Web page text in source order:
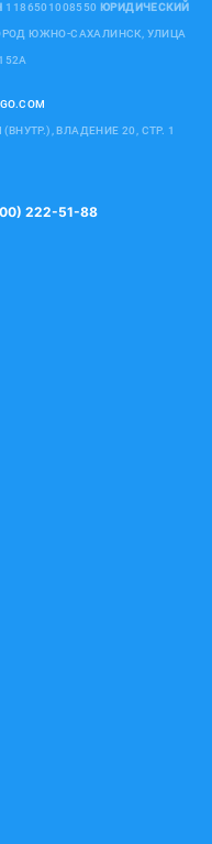
1186501008550 ЮРИДИЧЕСКИЙ
ЮЖНО-САХАЛИНСК, УЛИЦА
ВЛАДЕНИЕ 20, СТР. 1
222-51-88